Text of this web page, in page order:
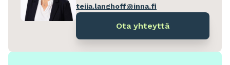
teija.langhoff@inna.fi
Ota yhteyttä